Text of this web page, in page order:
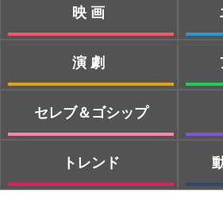
映画
演劇
セレブ＆ゴシップ
トレンド